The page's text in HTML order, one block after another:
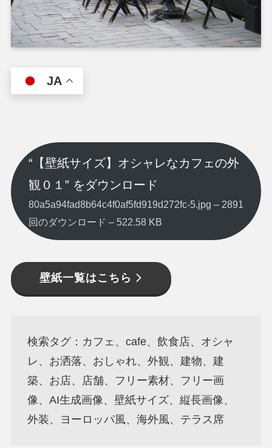
JA
“【壁紙サイズ】オシャレなカフェの外
観０１” をダウンロード
80a5a94fad8b64c4f0af5fd919d272fc-5.jpg – 2891
回のダウンロード – 522.58 KB
壁紙一覧はこちら
検索タグ：カフェ、cafe、飲食店、オシャ
レ、お洒落、おしゃれ、外観、建物、建
築、お店、店舗、フリー素材、フリー画
像、AI生成画像、壁紙サイズ、縦長画像、
外装、ヨーロッパ風、海外風、テラス席